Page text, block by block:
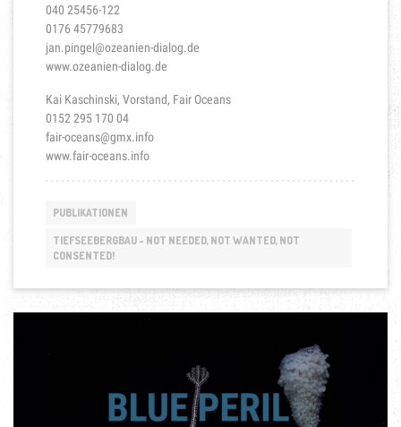
040 25456-122
0176 45779683
jan.pingel@ozeanien-dialog.de
www.ozeanien-dialog.de
Kai Kaschinski, Vorstand, Fair Oceans
0152 295 170 04
fair-oceans@gmx.info
www.fair-oceans.info
PUBLIKATIONEN
TIEFSEEBERGBAU - NOT NEEDED, NOT WANTED, NOT
CONSENTED!